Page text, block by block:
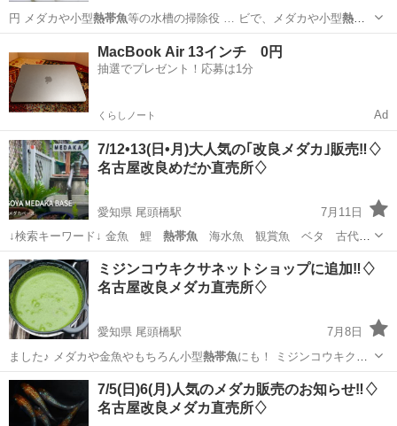
円 メダカや小型熱帯魚等の水槽の掃除役 … ビで、メダカや小型熱帯
魚
と混泳が可能 水… 熱帯魚
MacBook Air 13インチ 0円
抽選でプレゼント！応募は1分
くらしノート Ad
7/12•13(日•月)大人気の｢改良メダカ｣販売‼️♢
名古屋改良めだか直売所♢
愛知県 尾頭橋駅
7月11日
↓検索キーワード↓ 金魚 鯉 熱帯魚海水魚 観賞魚 ベタ 古代
魚 日淡 …
愛知 名古屋市 尾頭橋駅 その他 メダカ
ミジンコウキクサネットショップに追加‼️♢
名古屋改良メダカ直売所♢
愛知県 尾頭橋駅
7月8日
ました♪ メダカや金魚やもちろん小型熱帯魚にも！ ミジンコウキクサ
は、自然のス…
愛知 名古屋市 尾頭橋駅 その他のペット メダカ
7/5(日)6(月)人気のメダカ販売のお知らせ‼️♢
名古屋改良メダカ直売所♢